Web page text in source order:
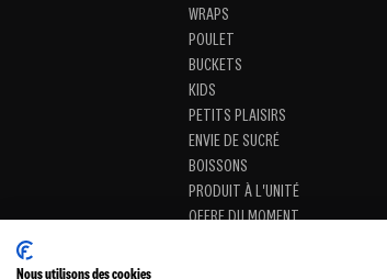
WRAPS
POULET
BUCKETS
KIDS
PETITS PLAISIRS
ENVIE DE SUCRÉ
BOISSONS
PRODUIT À L'UNITÉ
OFFRE DU MOMENT
Nous utilisons des cookies